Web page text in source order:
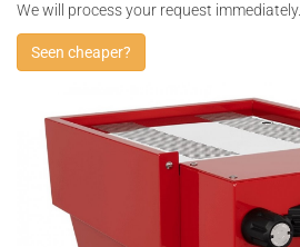
We will process your request immediately.
Seen cheaper?